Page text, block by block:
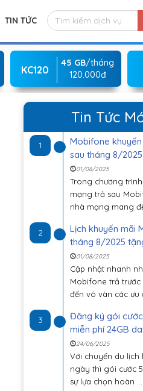
TIN TỨC
KC120
45 GB/tháng
120.000đ
Tin Tức
1
Mobifone
sau tháng 8/
01/08/2025
Trong chương
mạng trả sau
nhà mạng mang
2
Lịch khuyến mãi
tháng 8/2025
01/08/2025
Cập nhật nhanh
Mobifone trả
đến vô vàn các ưu
3
Đăng ký gói
miễn phí 24GB
24/06/2025
Với chuyến du
ngày thì gói cước
sự lựa chọn hoàn ...